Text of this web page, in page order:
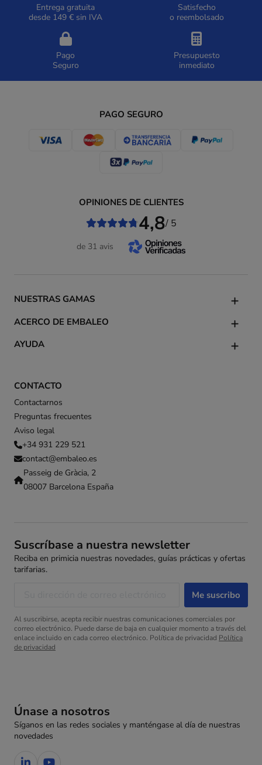
Entrega gratuita
desde 149 € sin IVA
Satisfecho
o reembolsado
Pago
Seguro
Presupuesto
inmediato
PAGO SEGURO
CONTACTO
Contactarnos
Preguntas frecuentes
Aviso legal
+34 931 229 521
contact@embaleo.es
Passeig de Gràcia, 2
08007 Barcelona España
NUESTRAS GAMAS
ACERCO DE EMBALEO
AYUDA
OPINIONES DE CLIENTES
4,8/ 5
de 31 avis
Únase a nosotros
Síganos en las redes sociales y manténgase al día de nuestras
novedades
Suscríbase a nuestra newsletter
Reciba en primicia nuestras novedades, guías prácticas y ofertas
tarifarias.
Al suscribirse, acepta recibir nuestras comunicaciones comerciales por
correo electrónico. Puede darse de baja en cualquier momento a través del
enlace incluido en cada correo electrónico. Política de privacidad Política
de privacidad